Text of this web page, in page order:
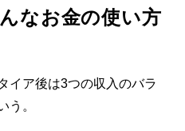
なお金の使い方
イア後は3つの収入のバラ
う。